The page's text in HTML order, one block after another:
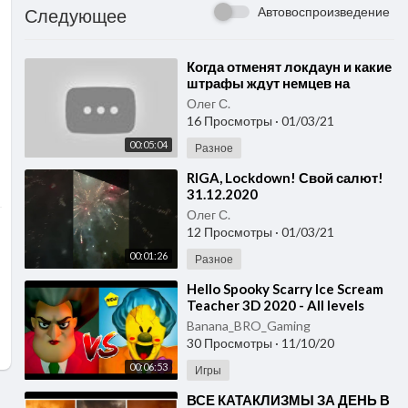
Следующее Автовоспроизведение
00:05:04
⁣Когда отменят локдаун и какие
штрафы ждут немцев на
Новый год / Новости Германии
/ 31.12.2020
Олег С.
16 Просмотры · 01/03/21
Разное
00:01:26
⁣RIGA, Lockdown! Свой салют!
31.12.2020
Олег С.
12 Просмотры · 01/03/21
Разное
00:06:53
⁣Hello Spooky Scarry Ice Scream
Teacher 3D 2020 - All levels
[Android - IOS] Gameplay
- Walkthrough
Banana_BRO_Gaming
30 Просмотры · 11/10/20
Игры
⁣ВСЕ КАТАКЛИЗМЫ ЗА ДЕНЬ В